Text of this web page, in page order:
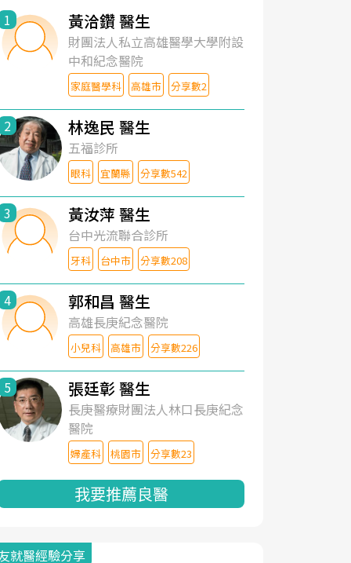
1 黃洽鑽 醫生
財團法人私立高雄醫學大學附設
中和紀念醫院
家庭醫學科 高雄市 分享數2
2 林逸民 醫生
五福診所
眼科 宜蘭縣 分享數542
3 黃汝萍 醫生
台中光流聯合診所
牙科 台中市 分享數208
4 郭和昌 醫生
高雄長庚紀念醫院
小兒科 高雄市 分享數226
5 張廷彰 醫生
長庚醫療財團法人林口長庚紀念
醫院
婦產科 桃園市 分享數23
我要推薦良醫
就醫經驗分享